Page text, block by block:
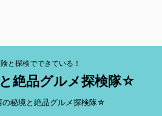
と探検でできている！
絶品グルメ探検隊☆
秘境と絶品グルメ探検隊☆